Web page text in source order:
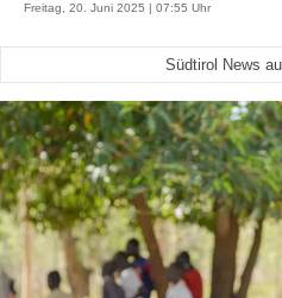
Freitag, 20. Juni 2025 | 07:55 Uhr
Südtirol News